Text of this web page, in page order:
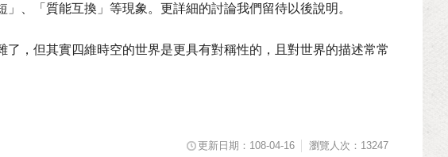
、「質能互換」等現象。更詳細的討論我們留待以後說明。
，但其實四維時空的世界是更具有對稱性的，且對世界的描述常常
更新日期：108-04-16 瀏覽人次：13247